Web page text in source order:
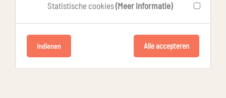
Statistische cookies(Meer informatie)
Indienen Alle accepteren